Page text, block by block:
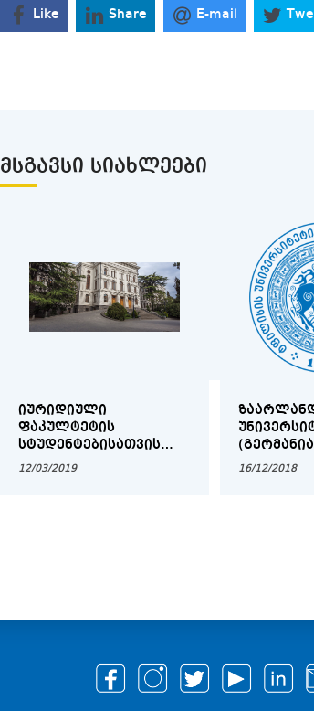
Like Share E-mail
ᲛᲡᲒᲐᲕᲡᲘ ᲡᲘᲐᲮᲚᲔᲔᲑᲘ
ᲘᲣᲠᲘᲓᲘᲣᲚᲘ
ᲤᲐᲙᲣᲚᲢᲔᲢᲘᲡ
ᲡᲢᲣᲓᲔᲜᲢᲔᲑᲘᲡᲐᲗᲕᲘᲡ
2018-2019 ᲡᲐᲡᲬᲐᲕᲚᲝ
12/03/2019 16/12/2018